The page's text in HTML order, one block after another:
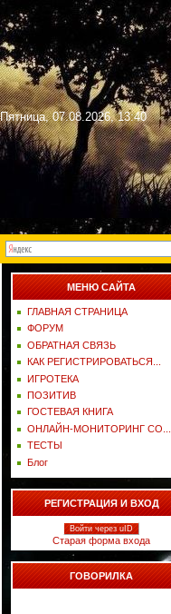
Пятница, 07.08.2026, 13:40
МЕНЮ САЙТА
ГЛАВНАЯ СТРАНИЦА
ФОРУМ
ОБРАТНАЯ СВЯЗЬ
КАК РЕГИСТРИРОВАТЬСЯ...
ИГРОТЕКА
ПОЗИТИВ
ГОСТЕВАЯ КНИГА
ОНЛАЙН-МОНИТОРИНГ СО...
ТЕСТЫ
Блог
РЕГИСТРАЦИЯ И ВХОД
Войти через uID
Старая форма входа
ГОВОРИЛКА